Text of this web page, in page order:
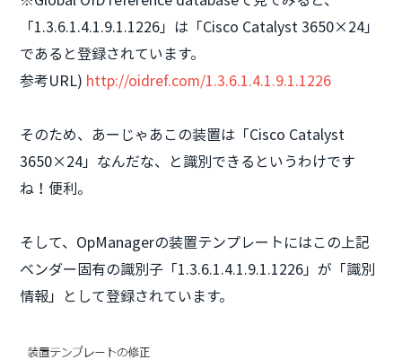
「1.3.6.1.4.1.9.1.1226」は「Cisco Catalyst 3650×24」
であると登録されています。
参考URL) http://oidref.com/1.3.6.1.4.1.9.1.1226
そのため、あーじゃあこの装置は「Cisco Catalyst
3650×24」なんだな、と識別できるというわけです
ね！便利。
そして、OpManagerの装置テンプレートにはこの上記
ベンダー固有の識別子「1.3.6.1.4.1.9.1.1226」が「識別
情報」として登録されています。